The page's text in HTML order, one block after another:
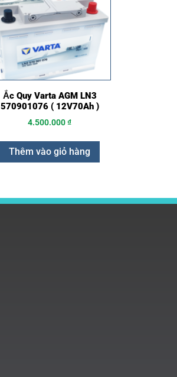
Ắc Quy Varta AGM LN3
570901076 ( 12V70Ah )
4.500.000₫
Thêm vào giỏ hàng